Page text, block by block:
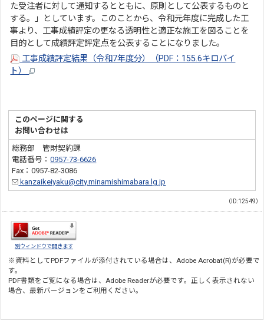
た受注者に対して通知するとともに、原則として公表するものと
する。」としています。このことから、令和元年度に完成した工
事より、工事成績評定の更なる透明性と適正な施工を図ることを
目的として成績評定評定点を公表することになりました。
工事成績評定結果（令和7年度分）（PDF：155.6キロバイ
ト）
このページに関する
お問い合わせは
総務部 管財契約課
電話番号：0957-73-6626
Fax：0957-82-3086
kanzaikeiyaku@city.minamishimabara.lg.jp
（ID:12549）
別ウィンドウで開きます
※資料としてPDFファイルが添付されている場合は、Adobe Acrobat(R)が必要で
す。
PDF書類をご覧になる場合は、Adobe Readerが必要です。正しく表示されない
場合、最新バージョンをご利用ください。